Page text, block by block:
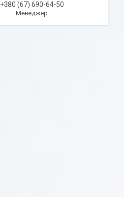
+380 (67) 690-64-50
Менеджер